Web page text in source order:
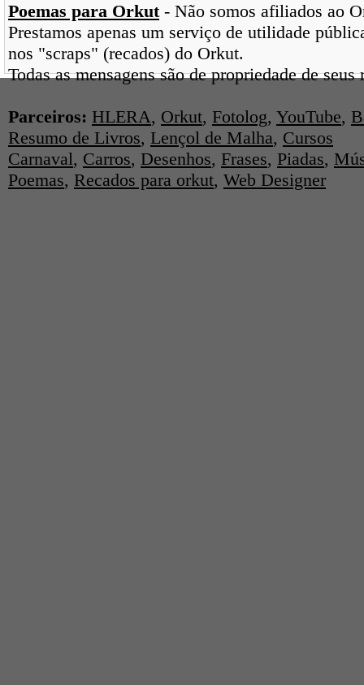
Poemas para Orkut- Não somos afiliados ao
Prestamos apenas um serviço de utilidade
nos "scraps" (recados) do Orkut.
Todas as mensagens são de propriedade de
Parceiros: HLERA, Orkut, Fotolog, YouTube,
Resumo de Livros, Lençol de Malha, Cursos
Carnaval, Carros, Desenhos, Frases, Piadas,
Poemas, Recados para orkut, Web Designer